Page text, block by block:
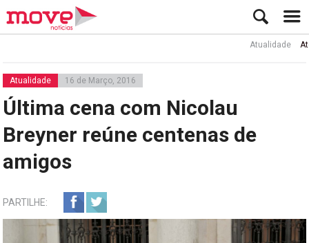
Atualidade Ator
Atualidade 16 de Março, 2016
Última cena com Nicolau
Breyner reúne centenas de
amigos
PARTILHE: